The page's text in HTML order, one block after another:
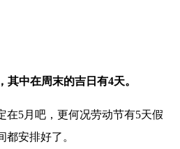
其中在周末的吉日有4天。
在5月吧，更何况劳动节有5天假
安排好了。